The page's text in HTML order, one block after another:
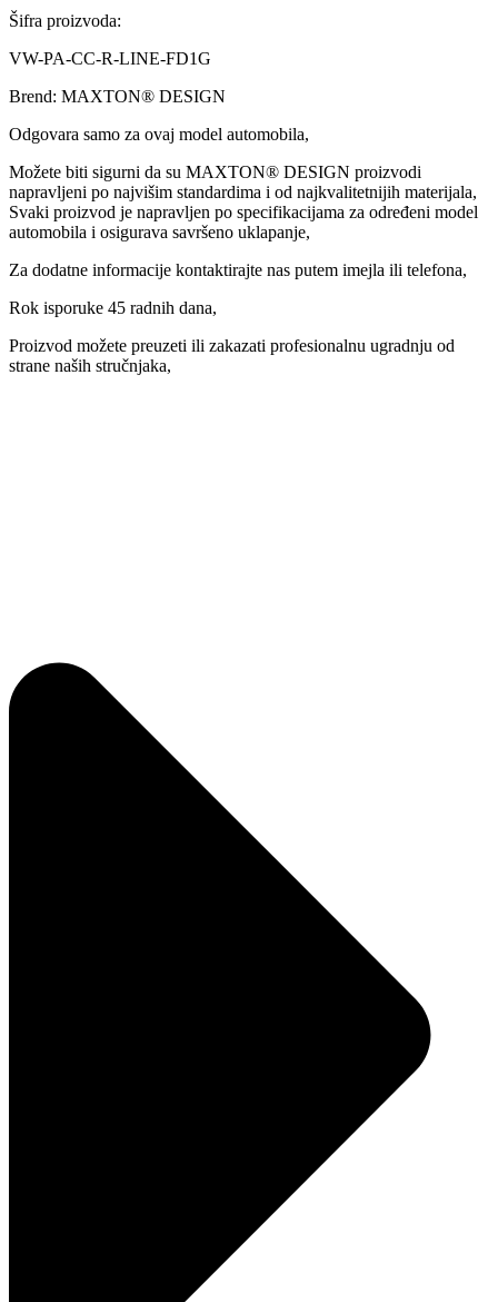
Šifra proizvoda:
VW-PA-CC-R-LINE-FD1G
Brend: MAXTON® DESIGN
Odgovara samo za ovaj model automobila,
Možete biti sigurni da su MAXTON® DESIGN proizvodi
napravljeni po najvišim standardima i od najkvalitetnijih materijala,
Svaki proizvod je napravljen po specifikacijama za određeni model
automobila i osigurava savršeno uklapanje,
Za dodatne informacije kontaktirajte nas putem imejla ili telefona,
Rok isporuke 45 radnih dana,
Proizvod možete preuzeti ili zakazati profesionalnu ugradnju od
strane naših stručnjaka,